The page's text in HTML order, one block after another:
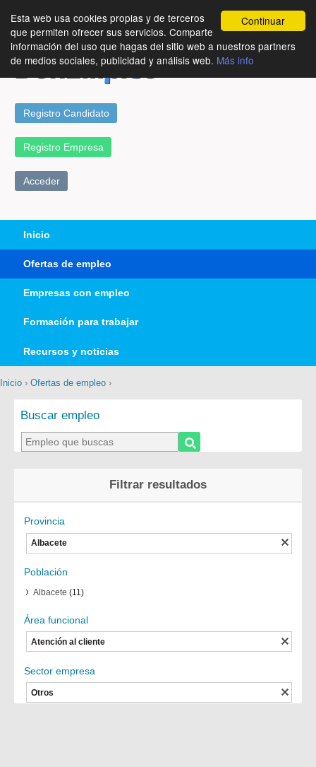
Continuar
Esta web usa cookies propias y de terceros
que permiten ofrecer sus servicios. Comparte
información del uso que hagas del sitio web a nuestros partners
de medios sociales, publicidad y análisis web. Más info
Registro Candidato
Registro Empresa
Acceder
Inicio
Ofertas de empleo
Empresas con empleo
Formación para trabajar
Recursos y noticias
Inicio › Ofertas de empleo ›
Buscar empleo
Filtrar resultados
Provincia
Albacete
Población
Albacete (11)
Área funcional
Atención al cliente
Sector empresa
Otros